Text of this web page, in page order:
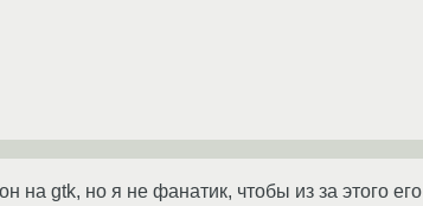
на gtk, но я не фанатик, чтобы из за этого его